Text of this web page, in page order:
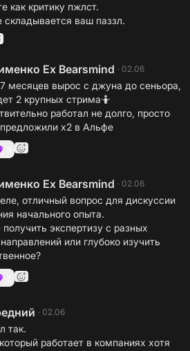
как критику пжлст.
складывается ваш паззл.
Ex Bearsmind · 02.06
месяцев вырос с джуна до сеньора,
2 крупных стрима🤷
работал не долго, просто
х2 в Альфе
Ex Bearsmind · 02.06
отличный вопрос для дискуссии
начального опыта.
экспертизу с разных
или глубоко изучить
· 02.06
так.
работает в компаниях хотя